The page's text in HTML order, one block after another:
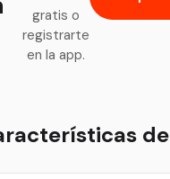
gratis o
registrarte
en la app.